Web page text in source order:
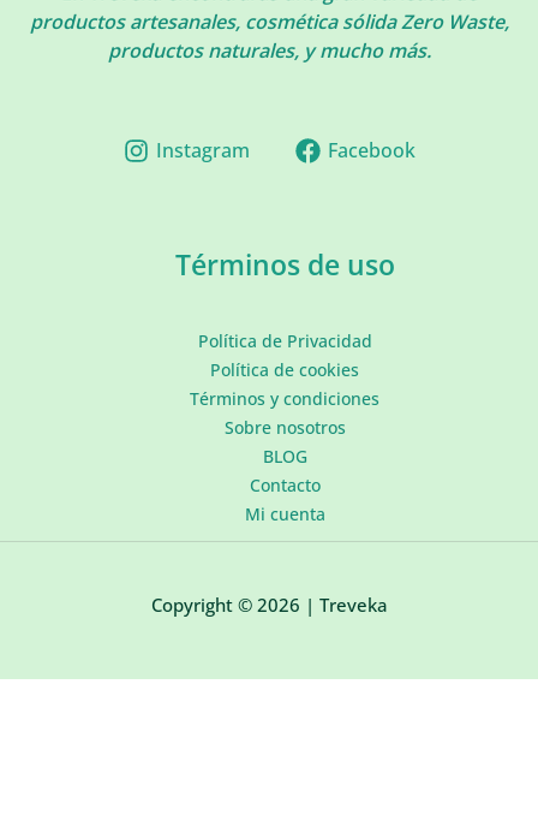
productos artesanales, cosmética sólida Zero Waste,
productos naturales, y mucho más.
Instagram Facebook
Términos de uso
Política de Privacidad
Política de cookies
Términos y condiciones
Sobre nosotros
BLOG
Contacto
Mi cuenta
Copyright © 2026 | Treveka